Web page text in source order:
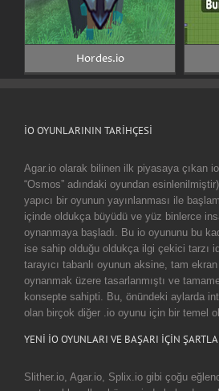
Hordes.io
IO OYUNLARININ TARIHÇESI
Agar.io olarak bilinen ilk piyasaya çıkan
“Osmos” adındaki oyundan
yapıcı bir oyunun yayınlanması ile
içinde oldukça büyüdü ve yüz binlerce
oynanmaya başladı. Bu io oyununu bu
ise sahip olduğu oldukça ilgi çekici tarzı
tarayıcı tabanlı oyunun aksine, tam
oynanmak üzere tasarlanmıştı ve
konsepte sahipti. Bu, önündeki aylarda
olan birçok diğer .io oyunu için bir temel
YENİ İO OYUNLARI VE BAŞARI İÇİN
Slither.io, Agar.io, Splix.io gibi çoğu